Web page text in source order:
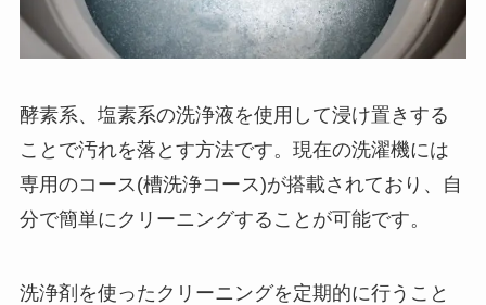
酵素系、塩素系の洗浄液を使用して浸け置きする
ことで汚れを落とす方法です。現在の洗濯機には
専用のコース(槽洗浄コース)が搭載されており、自
分で簡単にクリーニングすることが可能です。
洗浄剤を使ったクリーニングを定期的に行うこと